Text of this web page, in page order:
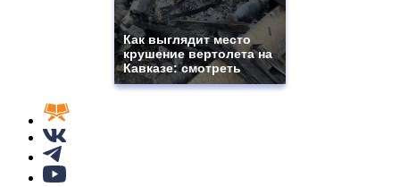
Как выглядит место
крушение вертолета на
Кавказе: смотреть